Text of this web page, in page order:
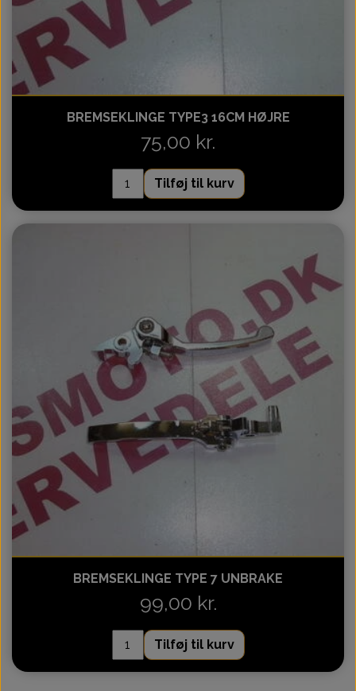
BREMSEKLINGE TYPE3 16CM HØJRE
75,00 kr.
Tilføj til kurv
BREMSEKLINGE TYPE 7 UNBRAKE
99,00 kr.
Tilføj til kurv